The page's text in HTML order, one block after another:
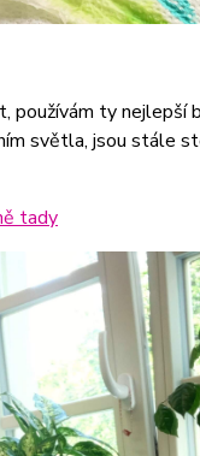
ty nejlepší
světla, jsou stále
tady